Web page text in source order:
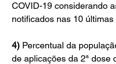
COVID-19 considerando
notificados nas 10
4) Percentual da
de aplicações da 2ª dose